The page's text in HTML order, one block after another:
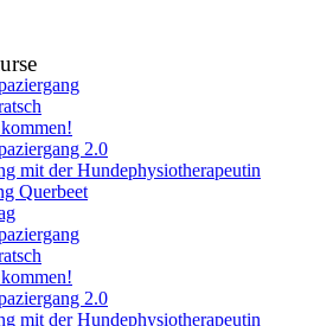
2.0
mit der Hundephysiotherapeutin
Querbeet
2.0
mit der Hundephysiotherapeutin